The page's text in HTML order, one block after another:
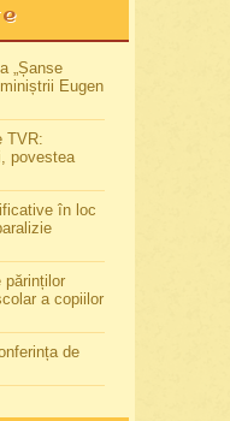
„Șanse
Eugen
TVR:
povestea
în loc
părinților
a copiilor
de